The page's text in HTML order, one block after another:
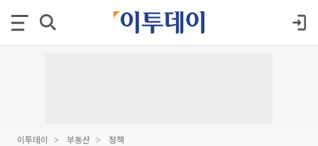
이투데이 부동산 정책